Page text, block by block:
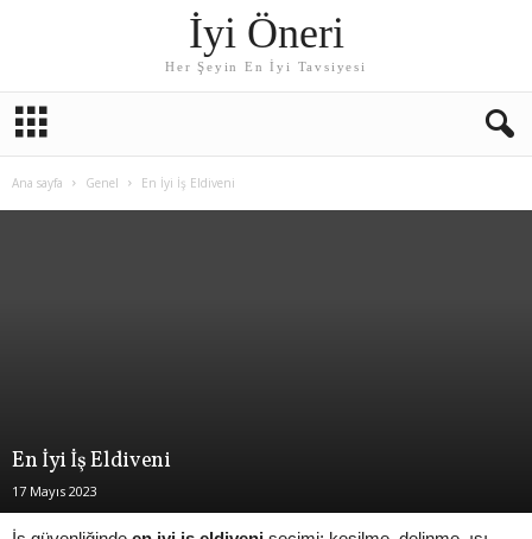
İyi Öneri
Her Şeyin En İyi Tavsiyesi
Ana sayfa Genel En İyi İş Eldiveni
En İyi İş Eldiveni
17 Mayıs 2023